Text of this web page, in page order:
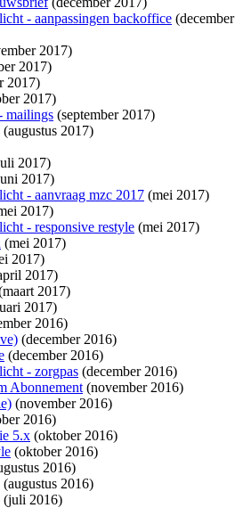
- aanpassingen backoffice (december
2017)
2017)
2017)
2017)
mailings (september 2017)
(augustus 2017)
2017)
2017)
- aanvraag mzc 2017 (mei 2017)
2017)
- responsive restyle (mei 2017)
(mei 2017)
2017)
2017)
2017)
2017)
2016)
(december 2016)
(december 2016)
- zorgpas (december 2016)
Abonnement(november 2016)
(november 2016)
2016)
5.x (oktober 2016)
(oktober 2016)
2016)
(augustus 2016)
(juli 2016)